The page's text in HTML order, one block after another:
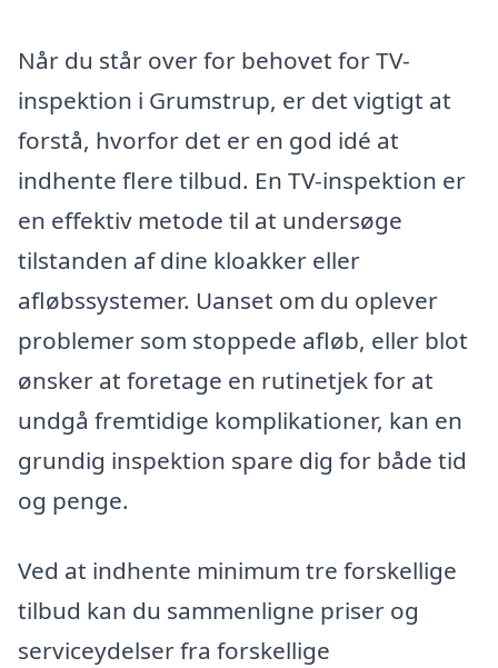
Når du står over for behovet for TV-
inspektion i Grumstrup, er det vigtigt at
forstå, hvorfor det er en god idé at
indhente flere tilbud. En TV-inspektion er
en effektiv metode til at undersøge
tilstanden af dine kloakker eller
afløbssystemer. Uanset om du oplever
problemer som stoppede afløb, eller blot
ønsker at foretage en rutinetjek for at
undgå fremtidige komplikationer, kan en
grundig inspektion spare dig for både tid
og penge.
Ved at indhente minimum tre forskellige
tilbud kan du sammenligne priser og
serviceydelser fra forskellige